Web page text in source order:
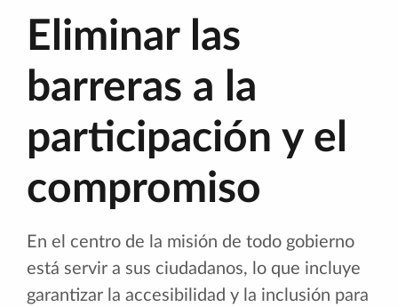
Eliminar las
barreras a la
participación y el
compromiso
En el centro de la misión de todo gobierno
está servir a sus ciudadanos, lo que incluye
garantizar la accesibilidad y la inclusión para